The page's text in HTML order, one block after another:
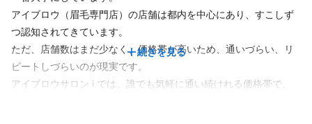
アイブロウ（眉毛専門店）の店舗は都内を中心にあり、すこしず
つ認知されてきています。
ただ、店舗数はまだ少なく、価格帯が高いため、通いづらい、リ
ピートしづらいのが現実です。
アイブロウサロン i.では、誰でも気軽に通い続けれる価格帯で、
続きを見る